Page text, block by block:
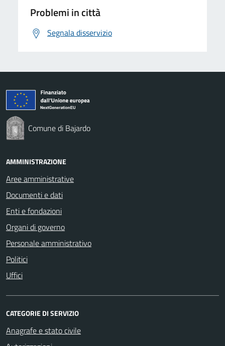
Problemi in città
Segnala disservizio
Comune di Bajardo
AMMINISTRAZIONE
Aree amministrative
Documenti e dati
Enti e fondazioni
Organi di governo
Personale amministrativo
Politici
Uffici
CATEGORIE DI SERVIZIO
Anagrafe e stato civile